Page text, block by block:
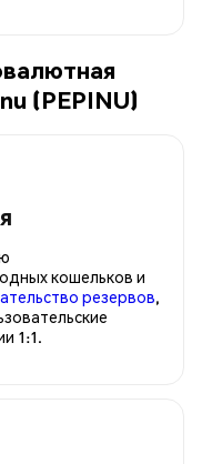
(PEPINU)
кошельков и
резервов,
1:1.